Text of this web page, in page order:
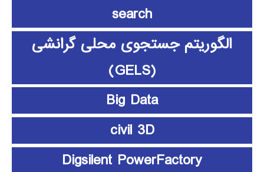
search
الگوریتم جستجوی محلی گرانشی
(GELS)
Big Data
civil 3D
Digsilent PowerFactory